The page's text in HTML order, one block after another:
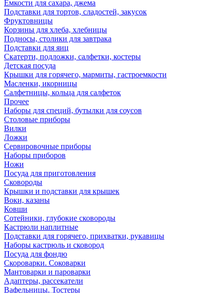
Емкости для сахара, джема
Подставки для тортов, сладостей, закусок
Фруктовницы
Корзины для хлеба, хлебницы
Подносы, столики для завтрака
Подставки для яиц
Скатерти, подложки, салфетки, костеры
Детская посуда
Крышки для горячего, мармиты, гастроемкости
Масленки, икорницы
Салфетницы, кольца для салфеток
Прочее
Наборы для специй, бутылки для соусов
Столовые приборы
Вилки
Ложки
Сервировочные приборы
Наборы приборов
Ножи
Посуда для приготовления
Сковороды
Крышки и подставки для крышек
Воки, казаны
Ковши
Сотейники, глубокие сковороды
Кастрюли наплитные
Подставки для горячего, прихватки, рукавицы
Наборы кастрюль и сковород
Посуда для фондю
Скороварки. Соковарки
Мантоварки и пароварки
Адаптеры, рассекатели
Вафельницы. Тостеры